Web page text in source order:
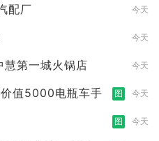
配厂 今天
今天
慧第一城火锅店 今天
值5000电瓶车手 图 今天
图 今天